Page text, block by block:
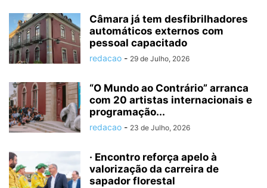
Câmara já tem desfibrilhadores
automáticos externos com
pessoal capacitado
redacao - 29 de Julho, 2026
“O Mundo ao Contrário” arranca
com 20 artistas internacionais e
programação...
redacao - 23 de Julho, 2026
· Encontro reforça apelo à
valorização da carreira de
sapador florestal